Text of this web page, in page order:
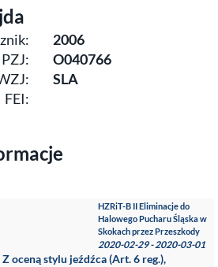
2006
O040766
SLA
FEI:
HZRiT-B II Eliminacje do
Halowego Pucharu Śląska w
Skokach przez Przeszkody
2020-02-29 - 2020-03-01
oceną stylu jeźdźca (Art. 6 reg.),